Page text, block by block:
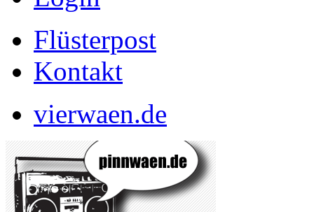
Flüsterpost
Kontakt
vierwaen.de